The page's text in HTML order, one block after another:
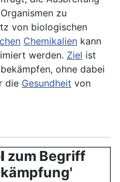
zu
von biologischen
Chemikalien kann
werden. Ziel ist
ohne dabei
die Gesundheit von
zum Begriff